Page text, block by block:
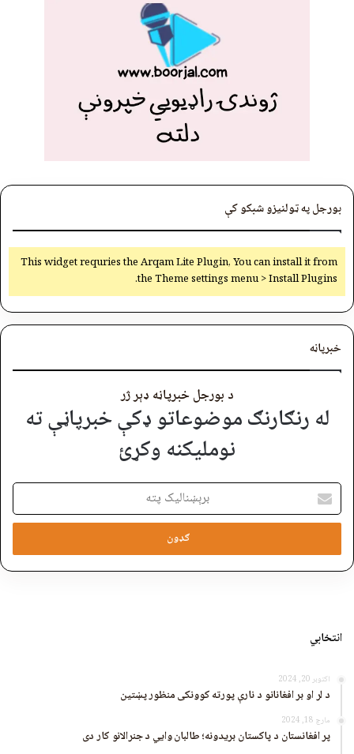
بورجل په ټولنیزو شبکو کې
This widget requries the Arqam Lite Plugin, You can install it from
the Theme settings menu > Install Plugins.
خبرپاڼه
د بورجل خبرپاڼه ډېر ژر
له رنګارنګ موضوعاتو ډکې خبرپاڼې ته
نوملیکنه وکړئ
برېښنالیک
پته
انتخابي
اکتوبر 20, 2024
د لر او بر افغانانو د نارې پورته کوونکی منظور پښتین
مارچ 18, 2024
پر افغانستان د پاکستان بریدونه؛ طالبان وايي د جنرالانو کار دی